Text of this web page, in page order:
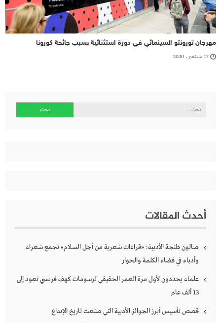
مهرجان تورونتو السينمائي في دورة استثنائية بسبب جائحة كورونا
17 سبتمبر، 2020
البحث
أحدث المقالات
صالون طنجة الأدبية: «قراءات شعرية من أجل السلام» تجمع شعراء
وأدباء في فضاء الكلمة والحوار
علماء يحددون لأول مرة العمر الحقيقي لرسومات كهف فرنسي تعود إلى
13 ألف عام
قصص تأسيس أبرز الجوائز الأدبية التي صنعت تاريخ الإبداع